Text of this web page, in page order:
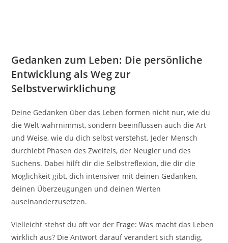
Gedanken zum Leben: Die persönliche
Entwicklung als Weg zur
Selbstverwirklichung
Deine Gedanken über das Leben formen nicht nur, wie du
die Welt wahrnimmst, sondern beeinflussen auch die Art
und Weise, wie du dich selbst verstehst. Jeder Mensch
durchlebt Phasen des Zweifels, der Neugier und des
Suchens. Dabei hilft dir die Selbstreflexion, die dir die
Möglichkeit gibt, dich intensiver mit deinen Gedanken,
deinen Überzeugungen und deinen Werten
auseinanderzusetzen.
Vielleicht stehst du oft vor der Frage: Was macht das Leben
wirklich aus? Die Antwort darauf verändert sich ständig,